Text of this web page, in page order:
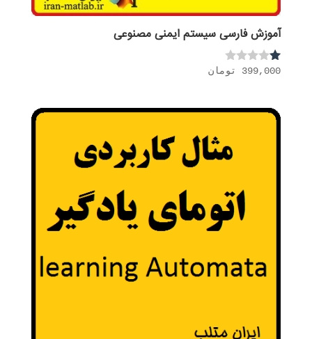
آموزش فارسی سیستم ایمنی مصنوعی
نم
از
5
399,000 تومان